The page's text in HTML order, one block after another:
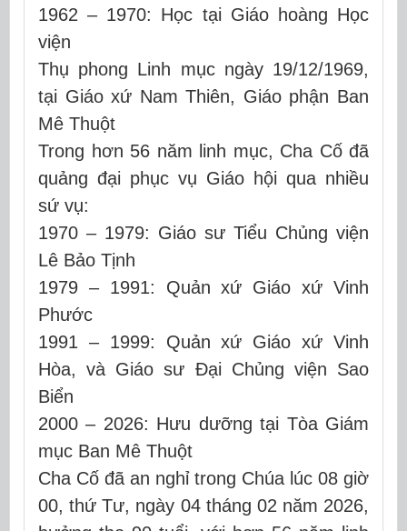
1962 – 1970: Học tại Giáo hoàng Học
viện
Thụ phong Linh mục ngày 19/12/1969,
tại Giáo xứ Nam Thiên, Giáo phận Ban
Mê Thuột
Trong hơn 56 năm linh mục, Cha Cố đã
quảng đại phục vụ Giáo hội qua nhiều
sứ vụ:
1970 – 1979: Giáo sư Tiểu Chủng viện
Lê Bảo Tịnh
1979 – 1991: Quản xứ Giáo xứ Vinh
Phước
1991 – 1999: Quản xứ Giáo xứ Vinh
Hòa, và Giáo sư Đại Chủng viện Sao
Biển
2000 – 2026: Hưu dưỡng tại Tòa Giám
mục Ban Mê Thuột
Cha Cố đã an nghỉ trong Chúa lúc 08 giờ
00, thứ Tư, ngày 04 tháng 02 năm 2026,